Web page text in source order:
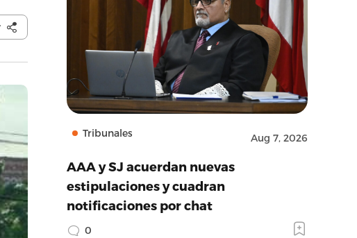
Tribunales Aug 7, 2026
AAA y SJ acuerdan nuevas
estipulaciones y cuadran
notificaciones por chat
0